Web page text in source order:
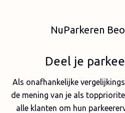
NuParkeren
Deel je
Als onafhankelijke
de mening van je als
alle klanten om hun